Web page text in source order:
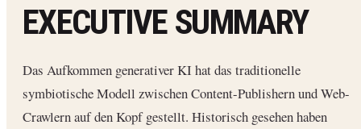
EXECUTIVE SUMMARY
Das Aufkommen generativer KI hat das traditionelle
symbiotische Modell zwischen Content-Publishern und Web-
Crawlern auf den Kopf gestellt. Historisch gesehen haben